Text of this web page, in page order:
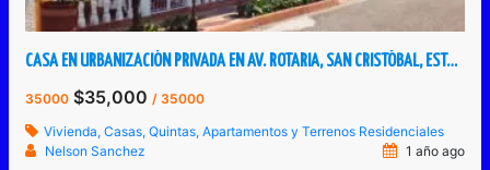
CASA EN URBANIZACIÓN PRIVADA EN AV. ROTARIA, SAN CRISTÓBAL, ESTADO TÁCHIRA, VENEZUELA.
35000 $35,000 / 35000
Vivienda, Casas, Quintas, Apartamentos y Terrenos Residenciales
Nelson Sanchez
1 año ago